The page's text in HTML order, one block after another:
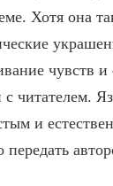
Хотя она
чувств и
с читателем.
и
передать